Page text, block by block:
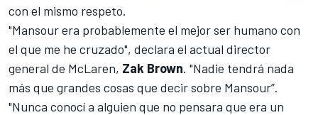
con el mismo respeto.
"Mansour era probablemente el mejor ser humano con
el que me he cruzado", declara el actual director
general de McLaren, Zak Brown. "Nadie tendrá nada
más que grandes cosas que decir sobre Mansour”.
"Nunca conocí a alguien que no pensara que era un